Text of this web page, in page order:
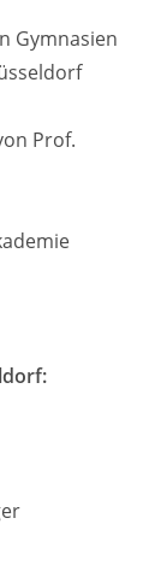
Gymnasien
Prof.